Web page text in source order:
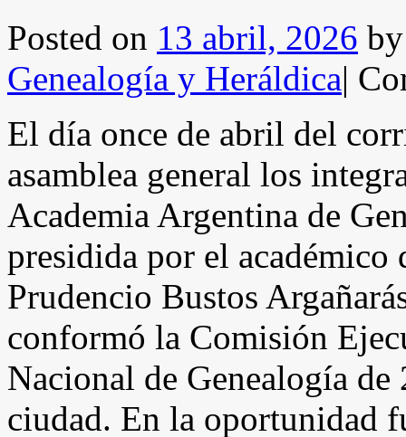
Posted on 13 abril, 2026 by
Genealogía y Heráldica|
El día once de abril del
asamblea general los
Academia Argentina de
presidida por el
Prudencio Bustos
conformó la Comisión
Nacional de Genealogía de
ciudad. En la oportunidad